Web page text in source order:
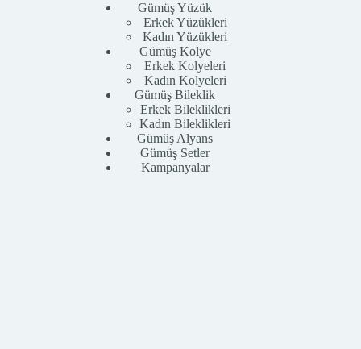
Gümüş Yüzük
Erkek Yüzükleri
Kadın Yüzükleri
Gümüş Kolye
Erkek Kolyeleri
Kadın Kolyeleri
Gümüş Bileklik
Erkek Bileklikleri
Kadın Bileklikleri
Gümüş Alyans
Gümüş Setler
Kampanyalar